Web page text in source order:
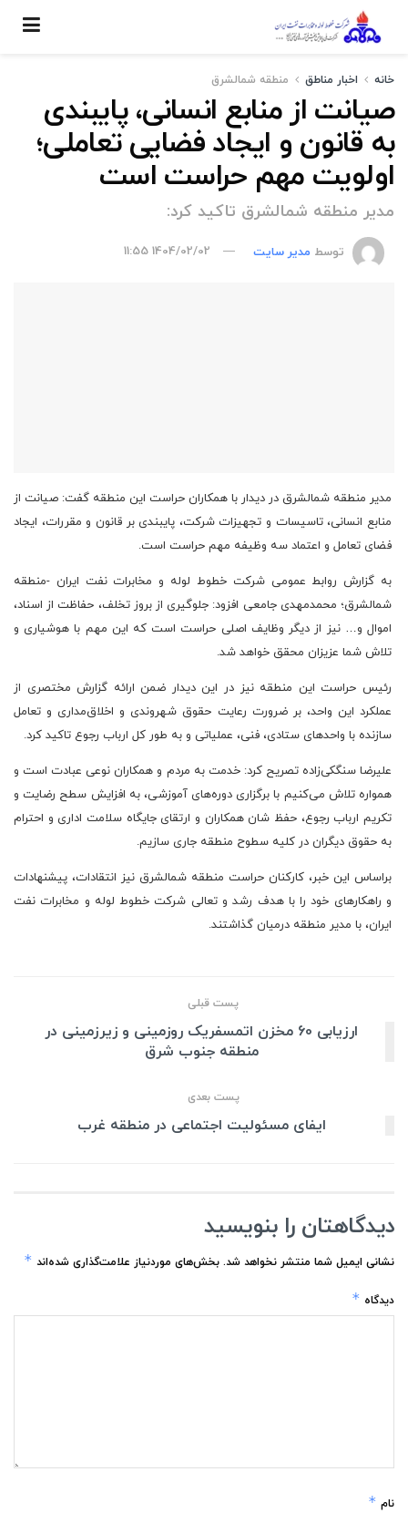
خانه اخبار مناطق منطقه شمالشرق
صیانت از منابع انسانی، پایبندی
به قانون و ایجاد فضایی تعاملی؛
اولویت مهم حراست است
مدیر منطقه شمالشرق تاکید کرد:
توسط مدیر سایت 1404/02/02 11:55
مدیر منطقه شمالشرق در دیدار با همکاران حراست این منطقه گفت: صیانت از
منابع انسانی، تاسیسات و تجهیزات شرکت، پایبندی بر قانون و مقررات، ایجاد
فضای تعامل و اعتماد سه وظیفه مهم حراست است.
به گزارش روابط عمومی شرکت خطوط لوله و مخابرات نفت ایران -منطقه
شمالشرق؛ محمدمهدی جامعی افزود: جلوگیری از بروز تخلف، حفاظت از اسناد،
اموال و… نیز از دیگر وظایف اصلی حراست است که این مهم با هوشیاری و
تلاش شما عزیزان محقق خواهد ‌شد.
رئیس حراست این منطقه نیز در این دیدار ضمن ارائه گزارش مختصری از
عملکرد این واحد، بر ضرورت رعایت حقوق شهروندی و اخلاق‌مداری و تعامل
سازنده با واحدهای ستادی، فنی، عملیاتی و به طور کل ارباب رجوع تاکید کرد.
علیرضا سنگکی‌زاده تصریح کرد: خدمت به مردم و همکاران نوعی عبادت است و
همواره تلاش می‌کنیم با برگزاری دوره‌های آموزشی، به افزایش سطح رضایت و
تکریم ارباب رجوع، حفظ شان همکاران و ارتقای جایگاه سلامت اداری و احترام
به حقوق دیگران در کلیه سطوح منطقه جاری سازیم.
براساس این خبر، کارکنان حراست منطقه شمالشرق نیز انتقادات، پیشنهادات
و راهکارهای خود را با هدف رشد و تعالی شرکت خطوط لوله و مخابرات نفت
ایران، با مدیر منطقه درمیان گذاشتند.
پست قبلی
ارزیابی 60 مخزن اتمسفریک روزمینی و زیرزمینی در
منطقه جنوب شرق
پست بعدی
ایفای مسئولیت اجتماعی در منطقه غرب
دیدگاهتان را بنویسید
نشانی ایمیل شما منتشر نخواهد شد. بخش‌های موردنیاز علامت‌گذاری شده‌اند *
دیدگاه *
نام *